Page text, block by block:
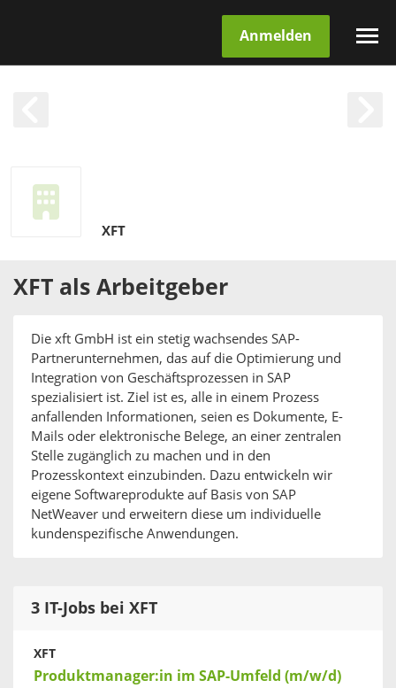
Anmelden
XFT
XFT als Arbeitgeber
Die xft GmbH ist ein stetig wachsendes SAP-
Partnerunternehmen, das auf die Optimierung und
Integration von Geschäftsprozessen in SAP
spezialisiert ist. Ziel ist es, alle in einem Prozess
anfallenden Informationen, seien es Dokumente, E-
Mails oder elektronische Belege, an einer zentralen
Stelle zugänglich zu machen und in den
Prozesskontext einzubinden. Dazu entwickeln wir
eigene Softwareprodukte auf Basis von SAP
NetWeaver und erweitern diese um individuelle
kundenspezifische Anwendungen.
3 IT-Jobs bei XFT
XFT
Produktmanager:in im SAP-Umfeld (m/w/d)